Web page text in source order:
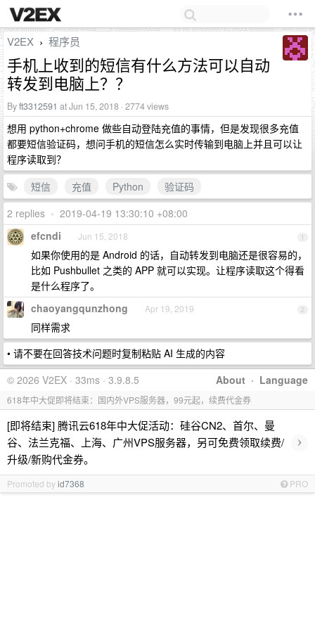
V2EX › 程序员
手机上收到的短信有什么方法可以自动
转发到电脑上？？
Byft3312591 at Jun 15, 2018 · 2774 views
想用 python+chrome 做些自动登陆充值的事情，但是发现很多充值
都要短信验证码，想问手机的短信怎么实时传输到电脑上并且可以让
程序读取到？
短信
充值 Python
验证码
2 replies • 2019-04-19 13:30:10 +08:00
1
efcndi Jun 15, 2018
如果你使用的是 Android 的话，自动转发到电脑还是很容易的，
比如 Pushbullet 之类的 APP 就可以实现。让程序读取这个得看
是什么程序了。
2
chaoyangqunzhong Apr 19, 2019
同样需求
• 请不要在回答技术问题时复制粘贴 AI 生成的内容
About · Language
© 2026 V2EX · 33ms · 3.9.8.5
618年中大促即将结束：国内外VPS服务器，99元起，续费代金券
[即将结束] 腾讯云618年中大促活动：硅谷CN2、首尔、曼
谷、法兰克福、上海、广州VPS服务器，另可免费领取续费/
升级/新购代金券。
›
Promoted byid7368 PRO